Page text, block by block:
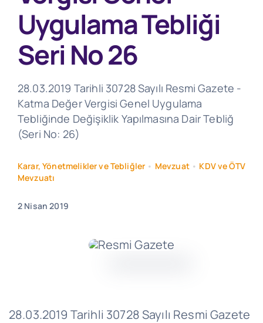
Uygulama Tebliği
Seri No 26
28.03.2019 Tarihli 30728 Sayılı Resmi Gazete -
Katma Değer Vergisi Genel Uygulama
Tebliğinde Değişiklik Yapılmasına Dair Tebliğ
(Seri No: 26)
Karar, Yönetmelikler ve Tebliğler • Mevzuat• KDV ve ÖTV
Mevzuatı
2 Nisan 2019
28.03.2019 Tarihli 30728 Sayılı Resmi Gazete